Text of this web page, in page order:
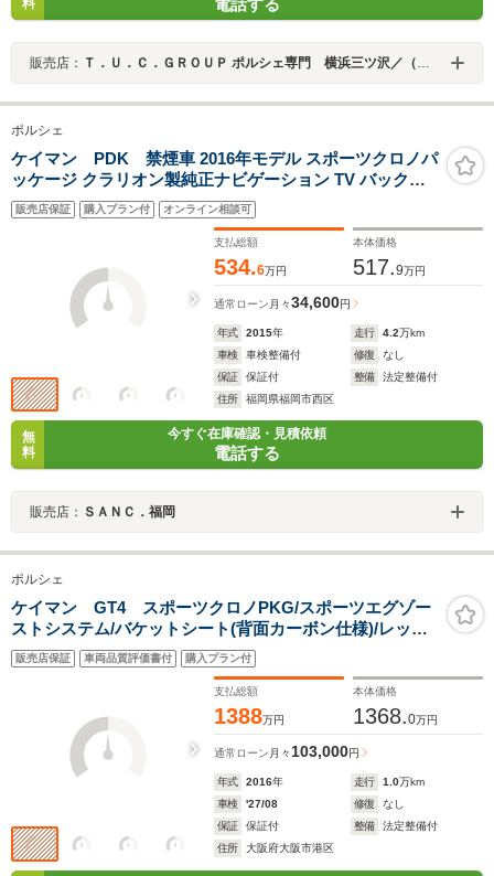
販売店： Ｔ．Ｕ．Ｃ．ＧＲＯＵＰ ポルシェ専門 横浜三ツ沢／（株）リガル
ポルシェ
ケイマン PDK 禁煙車 2016年モデル スポーツクロノパ
ッケージ クラリオン製純正ナビゲーション TV バックカ
メラ シートヒーター キセノンヘッドライト パーキングセ
ンサー BOSEサウンドシステム アイドリングストップ
販売店保証 購入プラン付 オンライン相談可
支払総額
534.6万円
本体価格
517.9万円
通常ローン 月々34,600円
年式 2015年 走行 4.2万km
車検
車検整備付 修復
なし
保証
保証付 整備
法定整備付
住所
福岡県福岡市西区
無
料
今すぐ在庫確認・見積依頼
電話する
販売店： ＳＡＮＣ．福岡
ポルシェ
ケイマン GT4 スポーツクロノPKG/スポーツエグゾー
ストシステム/バケットシート(背面カーボン仕様)/レッド
キャリーパー/プロテクションフィルム施工/ETC/
販売店保証 車両品質評価書付 購入プラン付
支払総額
1388万円
本体価格
1368.0万円
通常ローン 月々103,000円
年式 2016年 走行 1.0万km
車検
'27/08 修復
なし
保証
保証付 整備
法定整備付
住所
大阪府大阪市港区